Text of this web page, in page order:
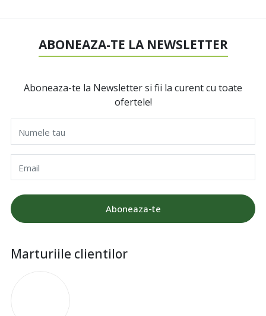
ABONEAZA-TE LA NEWSLETTER
Aboneaza-te la Newsletter si fii la curent cu toate
ofertele!
Numele tau
Email
Aboneaza-te
Marturiile clientilor